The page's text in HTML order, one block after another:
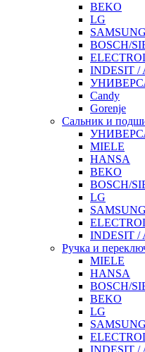
BEKO
LG
SAMSUNG
BOSCH/
INDESIT /
Candy
Gorenje
Сальник и
MIELE
HANSA
BEKO
BOSCH/
LG
SAMSUNG
INDESIT /
Ручка и
MIELE
HANSA
BOSCH/
BEKO
LG
SAMSUNG
INDESIT /